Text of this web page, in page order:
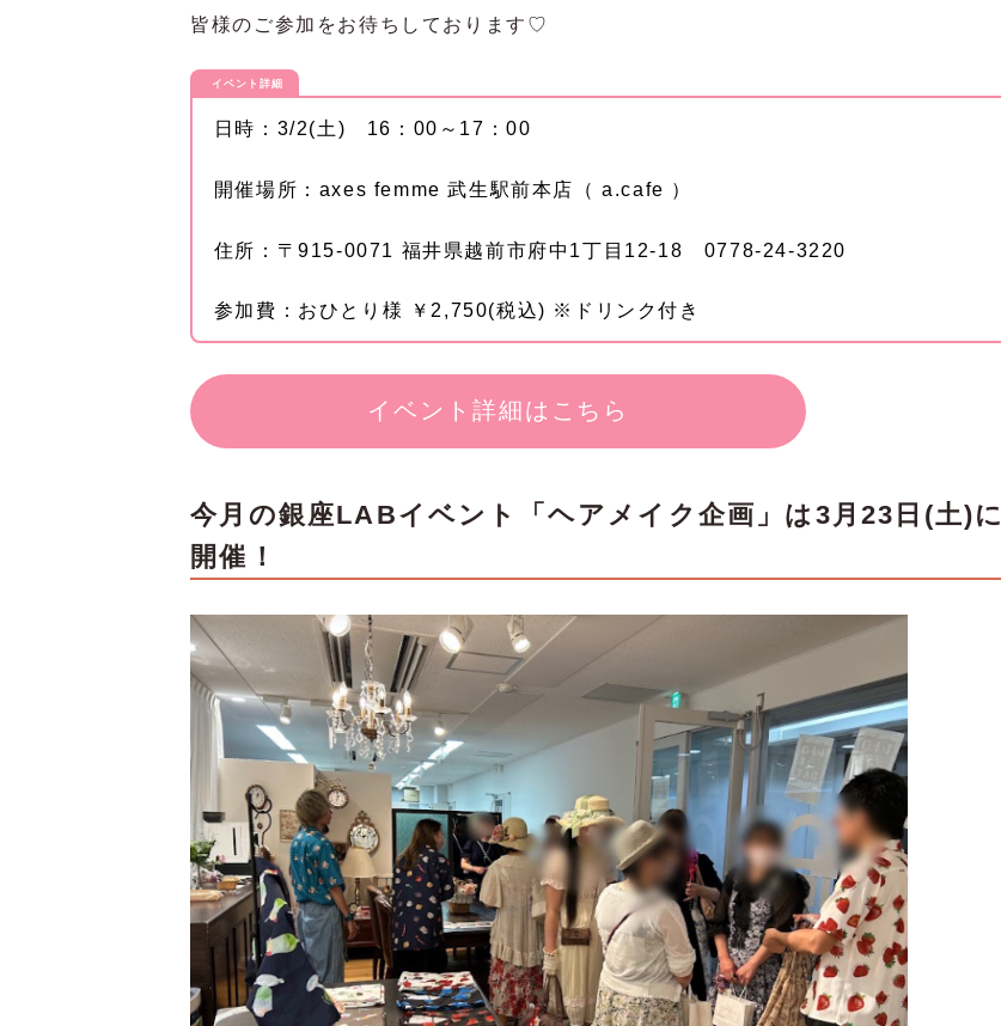
皆様のご参加をお待ちしております♡
イベント詳細
日時：3/2(土) 16：00～17：00
開催場所：axes femme 武生駅前本店（ a.cafe ）
住所：〒915-0071 福井県越前市府中1丁目12-18 0778-24-3220
参加費：おひとり様 ￥2,750(税込) ※ドリンク付き
イベント詳細はこちら
今月の銀座LABイベント「 ヘアメイク企画」は3月23日(土)に
開催！